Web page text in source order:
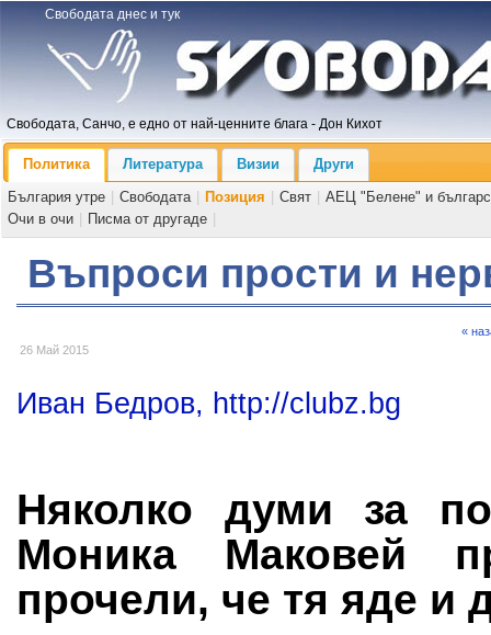
Свободата днес и тук
Свободата, Санчо, е едно от най-ценните блага - Дон Кихот
Политика Литература Визии
Други
България утре
Свободата Позиция Свят
АЕЦ "Белене" и
Очи в очи
Писма от другаде
Въпроси прости и
26 Май 2015
«
Иван Бедров, http://clubz.bg
Няколко думи за
Моника Маковей
прочели, че тя яде и